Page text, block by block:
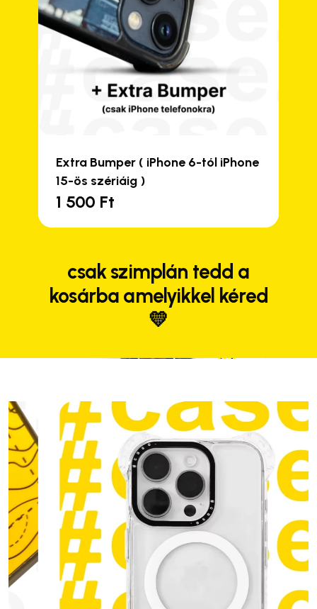
Extra Bumper ( iPhone 6-tól iPhone
15-ös szériáig )
1 500 Ft
csak szimplán tedd a
kosárba amelyikkel kéred
💛
Close
Close
Close
Close